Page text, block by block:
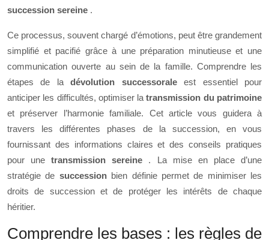
succession sereine .
Ce processus, souvent chargé d’émotions, peut être grandement
simplifié et pacifié grâce à une préparation minutieuse et une
communication ouverte au sein de la famille. Comprendre les
étapes de ladévolution successoraleest essentiel pour
anticiper les difficultés, optimiser latransmission du patrimoine
et préserver l’harmonie familiale. Cet article vous guidera à
travers les différentes phases de la succession, en vous
fournissant des informations claires et des conseils pratiques
pour unetransmission sereine . La mise en place d’une
stratégie de succession bien définie permet de minimiser les
droits de succession et de protéger les intérêts de chaque
héritier.
Comprendre les bases : les règles de